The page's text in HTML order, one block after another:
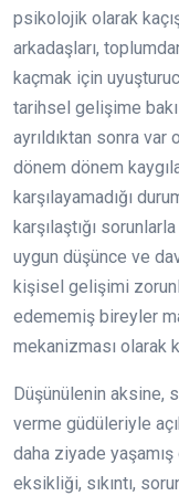
psikolojik olarak
arkadaşları,
kaçmak için
tarihsel gelişime
ayrıldıktan sonra
dönem dönem
karşılayamadığı
karşılaştığı
uygun düşünce ve
kişisel gelişimi
edememiş bireyler
mekanizması olarak
Düşünülenin aksine,
verme güdüleriyle
daha ziyade
eksikliği, sıkıntı,